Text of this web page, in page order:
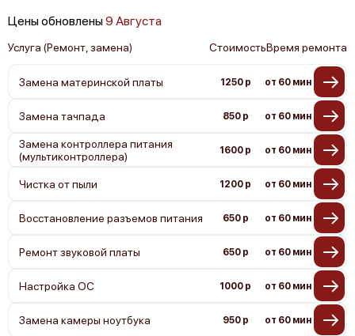
Цены обновлены9 Августа
Услуга (Ремонт, замена) СтоимостьВремя ремонта
Замена материнской платы 1250 р от 60 мин
Замена тачпада 850 р от 60 мин
Замена контроллера питания
(мультиконтроллера)
1600 р от 60 мин
Чистка от пыли 1200 р от 60 мин
Восстановление разъемов питания 650 р от 60 мин
Ремонт звуковой платы 650 р от 60 мин
Настройка ОС 1000 р от 60 мин
Замена камеры ноутбука 950 р от 60 мин